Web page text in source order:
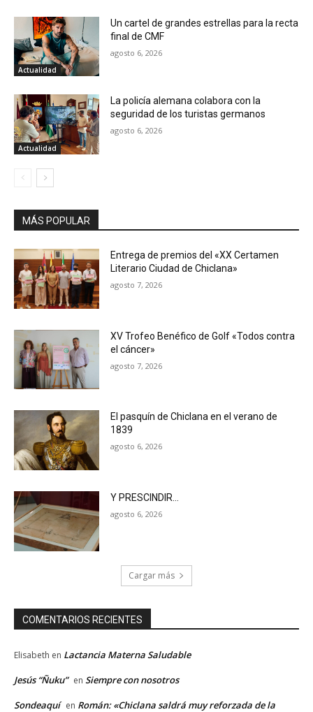
Actualidad
Un cartel de grandes estrellas para la recta
final de CMF
agosto 6, 2026
Actualidad
La policía alemana colabora con la
seguridad de los turistas germanos
agosto 6, 2026
MÁS POPULAR
Entrega de premios del «XX Certamen
Literario Ciudad de Chiclana»
agosto 7, 2026
XV Trofeo Benéfico de Golf «Todos contra
el cáncer»
agosto 7, 2026
El pasquín de Chiclana en el verano de
1839
agosto 6, 2026
Y PRESCINDIR…
agosto 6, 2026
Cargar más
COMENTARIOS RECIENTES
Elisabeth en Lactancia Materna Saludable
Jesús “Ñuku” en Siempre con nosotros
Sondeaquí en Román: «Chiclana saldrá muy reforzada de la